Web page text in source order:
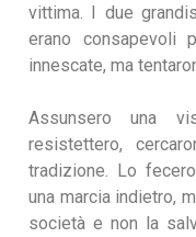
vittima. I due
erano consapevoli
innescate, ma
Assunsero una
resistettero,
tradizione. Lo
una marcia indietro,
società e non la